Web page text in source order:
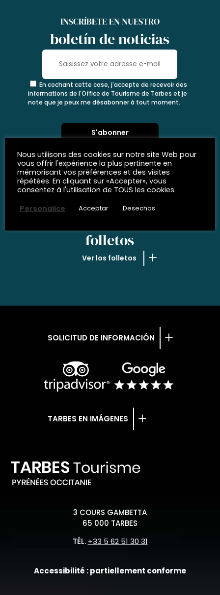
INSCRÍBETE EN NUESTRO
boletín de noticias
En cochant cette case, j'accepte de recevoir des
informations de l'Office de Tourisme de Tarbes et je
note que je peux me désabonner à tout moment.
folletos
Ver los folletos
SOLICITUD DE INFORMACIÓN
TARBES EN IMÁGENES
3 COURS GAMBETTA
65 000 TARBES
TÉL. +33 5 62 51 30 31
Accessibilité : partiellement conforme
Nous utilisons des cookies sur notre site Web pour
vous offrir l'expérience la plus pertinente en
mémorisant vos préférences et des visites
répétées. En cliquant sur «Accepter», vous
consentez à l'utilisation de TOUS les cookies.
Personalice
Acceptar Desechos